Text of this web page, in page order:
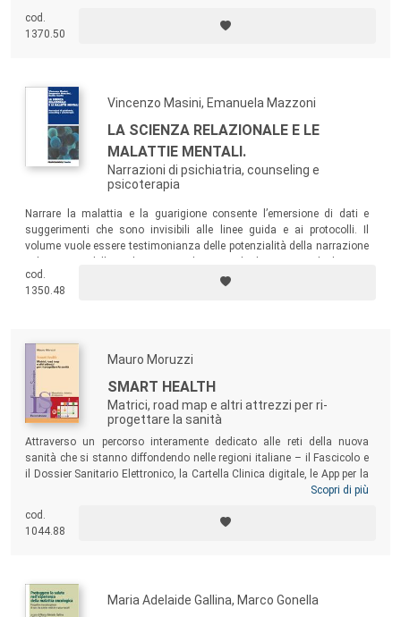
il mondo della salute e riflette su nuovi ambiti di ricerca e di
programmazione delle politiche per la salute, particolarmente utili per
cod.
1370.50
Vincenzo Masini, Emanuela Mazzoni
LA SCIENZA RELAZIONALE E LE
MALATTIE MENTALI.
Narrazioni di psichiatria, counseling e
psicoterapia
Narrare la malattia e la guarigione consente l’emersione di dati e
suggerimenti che sono invisibili alle linee guida e ai protocolli. Il
volume vuole essere testimonianza delle potenzialità della narrazione
dalla loro filosofia di riferimento, dalla loro personalità e, soprattutto,
dal rapporto con alcuni tipi di pazienti per loro elettivi.
cod.
1350.48
Mauro Moruzzi
SMART HEALTH
Matrici, road map e altri attrezzi per ri-
progettare la sanità
Attraverso un percorso interamente dedicato alle reti della nuova
sanità che si stanno diffondendo nelle regioni italiane – il Fascicolo e
il Dossier Sanitario Elettronico, la Cartella Clinica digitale, le App per la
cura, i Big Data e le reti ‘patient centered’ di continuità assistenziale –
intelligente, alternativa alla razionalizzazione soltanto economica dei
servizi per la salute.
Scopri di più
cod.
1044.88
Maria Adelaide Gallina, Marco Gonella